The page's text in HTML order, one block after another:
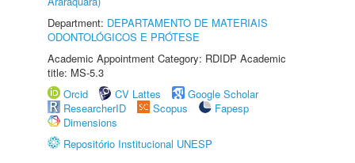
Department: DEPARTAMENTO DE MATERIAIS
ODONTOLÓGICOS E PRÓTESE
Academic Appointment Category: RDIDP Academic
title: MS-5.3
Orcid
CV Lattes
Google Scholar
ResearcherID
Scopus
Fapesp
Dimensions
Repositório Institucional UNESP